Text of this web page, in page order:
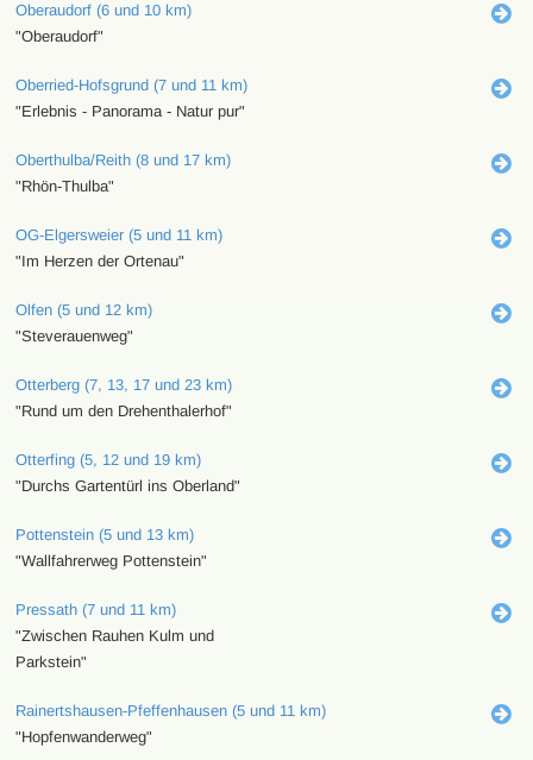
Oberaudorf (6 und 10 km)
"Oberaudorf"
Oberried-Hofsgrund (7 und 11 km)
"Erlebnis - Panorama - Natur pur"
Oberthulba/Reith (8 und 17 km)
"Rhön-Thulba"
OG-Elgersweier (5 und 11 km)
"Im Herzen der Ortenau"
Olfen (5 und 12 km)
"Steverauenweg"
Otterberg (7, 13, 17 und 23 km)
"Rund um den Drehenthalerhof"
Otterfing (5, 12 und 19 km)
"Durchs Gartentürl ins Oberland"
Pottenstein (5 und 13 km)
"Wallfahrerweg Pottenstein"
Pressath (7 und 11 km)
"Zwischen Rauhen Kulm und
Parkstein"
Rainertshausen-Pfeffenhausen (5 und 11 km)
"Hopfenwanderweg"